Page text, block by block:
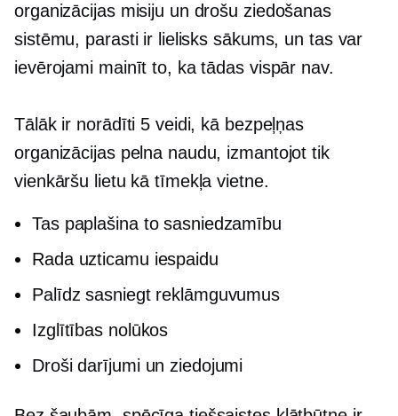
organizācijas misiju un drošu ziedošanas
sistēmu, parasti ir lielisks sākums, un tas var
ievērojami mainīt to, ka tādas vispār nav.
Tālāk ir norādīti 5 veidi, kā bezpeļņas
organizācijas pelna naudu, izmantojot tik
vienkāršu lietu kā tīmekļa vietne.
Tas paplašina to sasniedzamību
Rada uzticamu iespaidu
Palīdz sasniegt reklāmguvumus
Izglītības nolūkos
Droši darījumi un ziedojumi